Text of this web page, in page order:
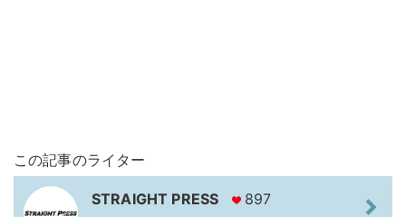
この記事のライター
STRAIGHT PRESS 897